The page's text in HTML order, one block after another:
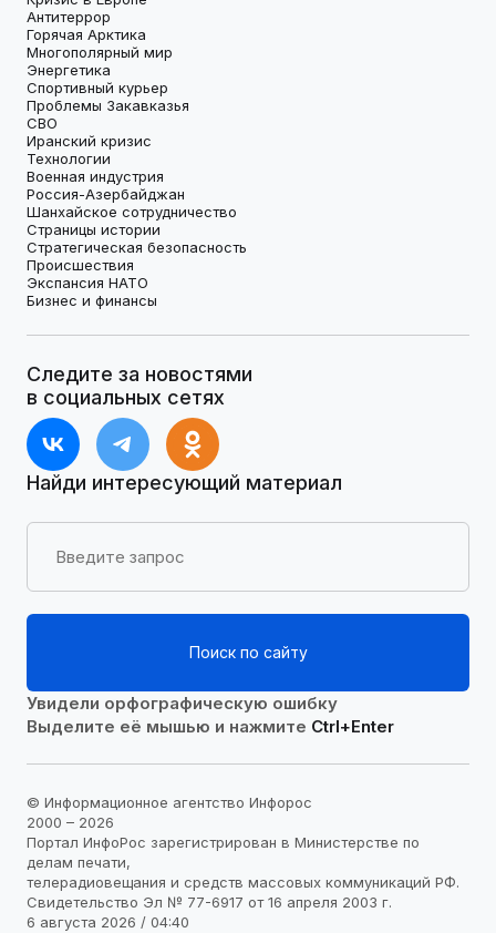
Антитеррор
Горячая Арктика
Многополярный мир
Энергетика
Спортивный курьер
Проблемы Закавказья
СВО
Иранский кризис
Технологии
Военная индустрия
Россия-Азербайджан
Шанхайское сотрудничество
Страницы истории
Стратегическая безопасность
Происшествия
Экспансия НАТО
Бизнес и финансы
Следите за новостями
в социальных сетях
Найди интересующий материал
Поиск по сайту
Увидели орфографическую ошибку
Выделите её мышью и нажмите Ctrl+Enter
© Информационное агентство Инфорос
2000 – 2026
Портал ИнфоРос зарегистрирован в Министерстве по
делам печати,
телерадиовещания и средств массовых коммуникаций РФ.
Свидетельство Эл № 77-6917 от 16 апреля 2003 г.
6 августа 2026 / 04:40